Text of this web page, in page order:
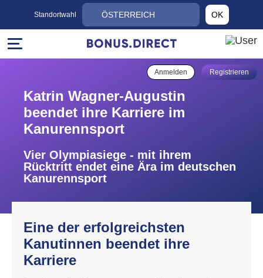
Standortwahl ÖSTERREICH OK
Anmelden Registrieren
Katrin Wagner-Augustin
beendet ihre Karriere im
Kanurennsport
Vier Olympiasiege - mit ihrem
Rücktritt endet eine Ära im deutschen
Kanurennsport
Eine der erfolgreichsten
Kanutinnen beendet ihre
Karriere